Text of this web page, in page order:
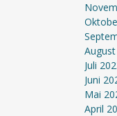
Juli
Juni
Mai
April